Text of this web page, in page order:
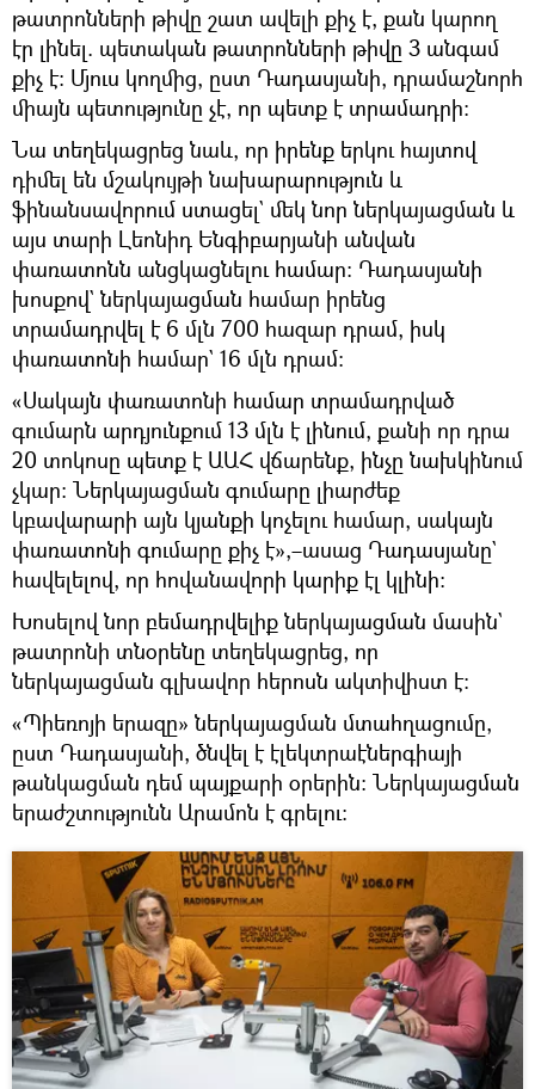
թատրոնների թիվը շատ ավելի քիչ է, քան կարող
էր լինել. պետական թատրոնների թիվը 3 անգամ
քիչ է։ Մյուս կողմից, ըստ Դադասյանի, դրամաշնորհ
միայն պետությունը չէ, որ պետք է տրամադրի։
Նա տեղեկացրեց նաև, որ իրենք երկու հայտով
դիմել են մշակույթի նախարարություն և
ֆինանսավորում ստացել` մեկ նոր ներկայացման և
այս տարի Լեոնիդ Ենգիբարյանի անվան
փառատոնն անցկացնելու համար։ Դադասյանի
խոսքով` ներկայացման համար իրենց
տրամադրվել է 6 մլն 700 հազար դրամ, իսկ
փառատոնի համար` 16 մլն դրամ։
«Սակայն փառատոնի համար տրամադրված
գումարն արդյունքում 13 մլն է լինում, քանի որ դրա
20 տոկոսը պետք է ԱԱՀ վճարենք, ինչը նախկինում
չկար։ Ներկայացման գումարը լիարժեք
կբավարարի այն կյանքի կոչելու համար, սակայն
փառատոնի գումարը քիչ է»,–ասաց Դադասյանը`
հավելելով, որ հովանավորի կարիք էլ կլինի։
Խոսելով նոր բեմադրվելիք ներկայացման մասին`
թատրոնի տնօրենը տեղեկացրեց, որ
ներկայացման գլխավոր հերոսն ակտիվիստ է։
«Պիեռոյի երազը» ներկայացման մտահղացումը,
ըստ Դադասյանի, ծնվել է էլեկտրաէներգիայի
թանկացման դեմ պայքարի օրերին։ Ներկայացման
երաժշտությունն Արամոն է գրելու։